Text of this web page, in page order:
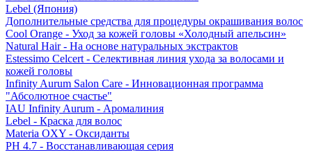
Lebel (Япония)
Дополнительные средства для процедуры окрашивания волос
Cool Orange - Уход за кожей головы «Холодный апельсин»
Natural Hair - На основе натуральных экстрактов
Estessimo Celcert - Селективная линия ухода за волосами и
кожей головы
Infinity Aurum Salon Care - Инновационная программа
"Абсолютное счастье"
IAU Infinity Aurum - Аромалиния
Lebel - Краска для волос
Materia OXY - Оксиданты
PH 4.7 - Восстанавливающая серия